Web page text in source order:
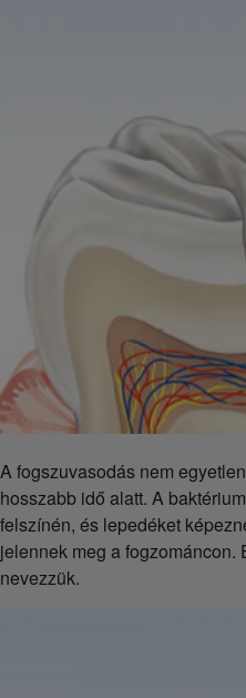
A fogszuvasodás nem
hosszabb idő alatt. A
felszínén, és lepedéket
jelennek meg a
nevezzük.